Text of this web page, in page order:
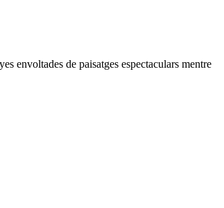
envoltades de paisatges espectaculars mentre